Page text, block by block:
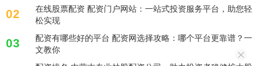
02
在线股票配资 配资门户网站：一站式投资服务平台，助您轻
松实现
03
配资有哪些好的平台 配资网选择攻略：哪个平台更靠谱？一
文教你